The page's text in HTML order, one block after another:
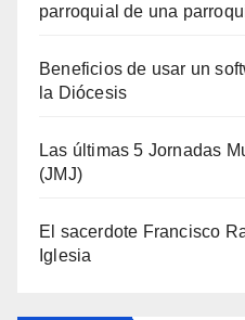
parroquial de una
Beneficios de usar un
la Diócesis
Las últimas 5 Jornadas
(JMJ)
El sacerdote Francisco
Iglesia